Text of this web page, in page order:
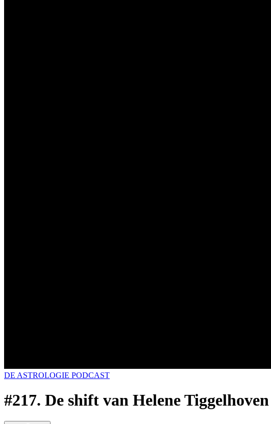
DE ASTROLOGIE PODCAST
#217. De shift van Helene